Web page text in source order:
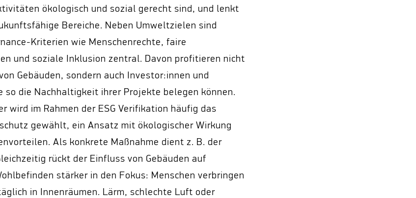
ökologisch und sozial gerecht sind, und lenkt
Bereiche. Neben Umweltzielen sind
Kriterien wie Menschenrechte, faire
und soziale Inklusion zentral. Davon profitieren nicht
Gebäuden, sondern auch Investor:innen und
so die Nachhaltigkeit ihrer Projekte belegen können.
wird im Rahmen der ESG Verifikation häufig das
gewählt, ein Ansatz mit ökologischer Wirkung
Als konkrete Maßnahme dient z. B. der
rückt der Einfluss von Gebäuden auf
stärker in den Fokus: Menschen verbringen
in Innenräumen. Lärm, schlechte Luft oder